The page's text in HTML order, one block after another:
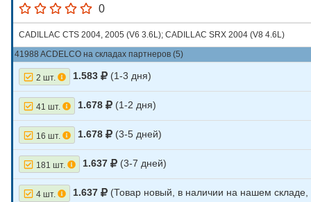
0
CADILLAC CTS 2004, 2005 (V6 3.6L); CADILLAC SRX 2004 (V8 4.6L)
41988 ACDELCO на складах партнеров (5)
2 шт. 1.583 (1-3 дня)
41 шт. 1.678 (1-2 дня)
16 шт. 1.678 (3-5 дней)
181 шт. 1.637 (3-7 дней)
4 шт. 1.637 (Товар новый, в наличии на нашем